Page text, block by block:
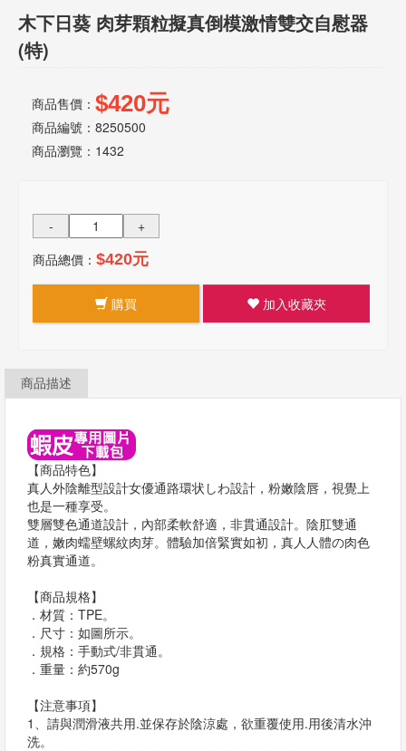
木下日葵 肉芽顆粒擬真倒模激情雙交自慰器
(特)
商品售價： $420元
商品編號：8250500
商品瀏覽： 1432
-
+
商品總價： $420元
購買 加入收藏夾
商品描述
【商品特色】
真人外陰離型設計女優通路環状しわ設計，粉嫩陰唇，視覺上
也是一種享受。
雙層雙色通道設計，內部柔軟舒適，非貫通設計。陰肛雙通
道，嫩肉蠕壁螺紋肉芽。體驗加倍緊實如初，真人人體の肉色
粉真實通道。
【商品規格】
．材質：TPE。
．尺寸：如圖所示。
．規格：手動式/非貫通。
．重量：約570g
【注意事項】
1、請與潤滑液共用.並保存於陰涼處，欲重覆使用.用後清水沖
洗。